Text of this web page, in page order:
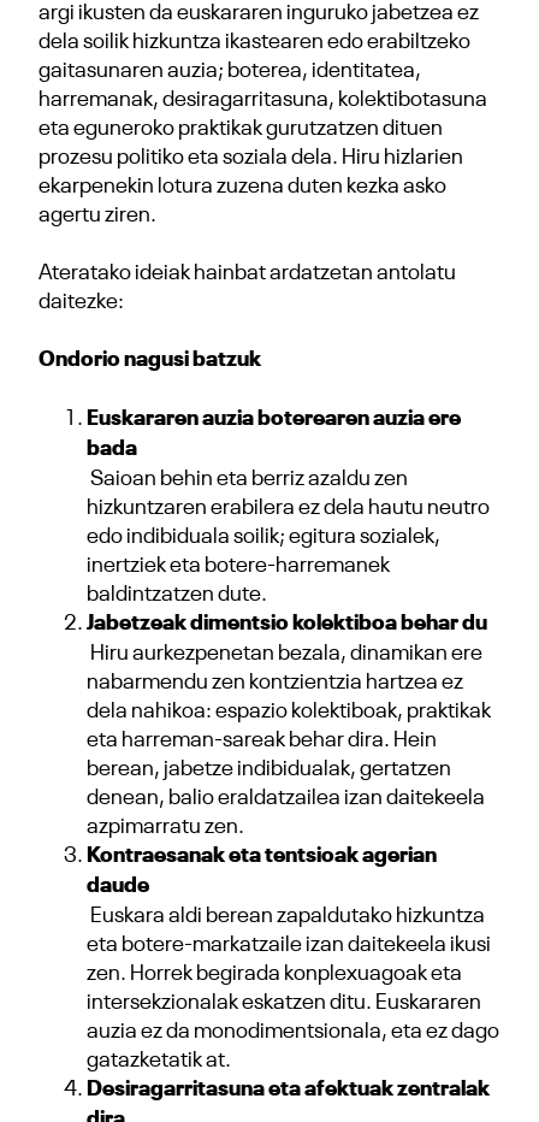
argi ikusten da euskararen inguruko jabetzea ez
dela soilik hizkuntza ikastearen edo erabiltzeko
gaitasunaren auzia; boterea, identitatea,
harremanak, desiragarritasuna, kolektibotasuna
eta eguneroko praktikak gurutzatzen dituen
prozesu politiko eta soziala dela. Hiru hizlarien
ekarpenekin lotura zuzena duten kezka asko
agertu ziren.
Ateratako ideiak hainbat ardatzetan antolatu
daitezke:
Ondorio nagusi batzuk
Euskararen auzia boterearen auzia ere
bada
Saioan behin eta berriz azaldu zen
hizkuntzaren erabilera ez dela hautu neutro
edo indibiduala soilik; egitura sozialek,
inertziek eta botere-harremanek
baldintzatzen dute.
Jabetzeak dimentsio kolektiboa behar du
Hiru aurkezpenetan bezala, dinamikan ere
nabarmendu zen kontzientzia hartzea ez
dela nahikoa: espazio kolektiboak, praktikak
eta harreman-sareak behar dira. Hein
berean, jabetze indibidualak, gertatzen
denean, balio eraldatzailea izan daitekeela
azpimarratu zen.
Kontraesanak eta tentsioak agerian
daude
Euskara aldi berean zapaldutako hizkuntza
eta botere-markatzaile izan daitekeela ikusi
zen. Horrek begirada konplexuagoak eta
intersekzionalak eskatzen ditu. Euskararen
auzia ez da monodimentsionala, eta ez dago
gatazketatik at.
Desiragarritasuna eta afektuak zentralak